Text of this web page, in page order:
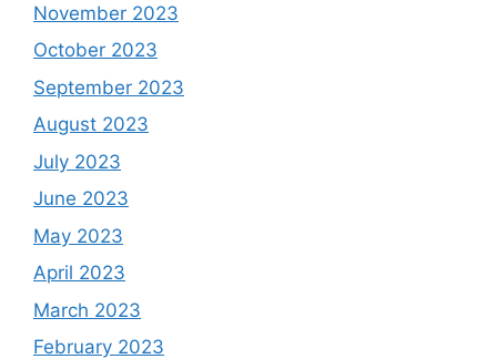
November 2023
October 2023
September 2023
August 2023
July 2023
June 2023
May 2023
April 2023
March 2023
February 2023